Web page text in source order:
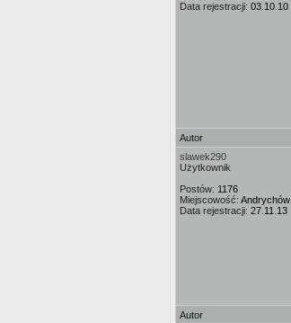
Data rejestracji: 03.10.10
Autor
slawek290
Użytkownik
Postów: 1176
Miejscowość: Andrychów
Data rejestracji: 27.11.13
Autor